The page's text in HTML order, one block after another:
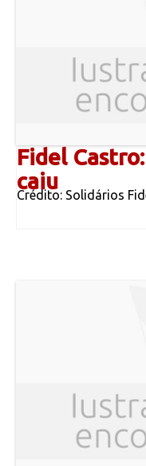
Fidel
caiu
Crédito: Solidários